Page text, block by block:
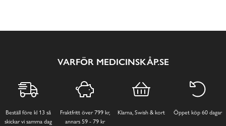
VARFÖR MEDICINSKÅP.SE
Beställ före kl 13 så
skickar vi samma dag
Fraktfritt över 799 kr,
annars 59 - 79 kr
Klarna, Swish & kort Öppet köp 60 dagar